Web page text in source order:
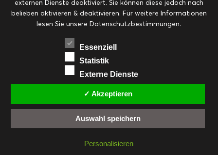
Kulinarik
Eingemachtes Ohne Kategorie Ostern Resteküche
RezepteSaisonalSliderStartseite
Suppen, Salate & Vorspeisen
Vorspeisen, Salate & Suppen
Weihnachten Workshops & Events
FACEBOOK PINTEREST
EMAIL
INSTAGRAM
© cookiteasy.at by Simone Kemptner | powered byECKER Digital IT Solutions
externen Dienste deaktiviert. Sie können diese jedoch nach
belieben aktivieren & deaktivieren. Für weitere Informationen
lesen Sie unsere Datenschutzbestimmungen.
Essenziell
Statistik
Externe Dienste
✓ Akzeptieren
Auswahl speichern
Personalisieren